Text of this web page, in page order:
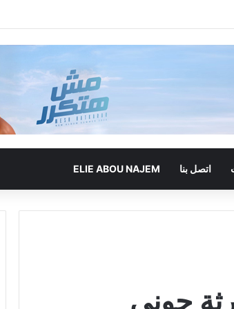
اتصل بنا ELIE ABOU NAJEM
جوني